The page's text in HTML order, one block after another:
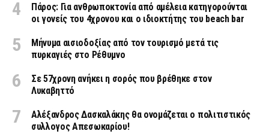
Πάρος: Για ανθρωποκτονία από αμέλεια κατηγορούνται
οι γονείς του 4χρονου και ο ιδιοκτήτης του beach bar
Μήνυμα αισιοδοξίας από τον τουρισμό μετά τις
πυρκαγιές στο Ρέθυμνο
Σε 57χρονη ανήκει η σορός που βρέθηκε στον
Λυκαβηττό
Αλέξανδρος Δασκαλάκης θα ονομάζεται ο πολιτιστικός
συλλογος Απεσωκαρίου!